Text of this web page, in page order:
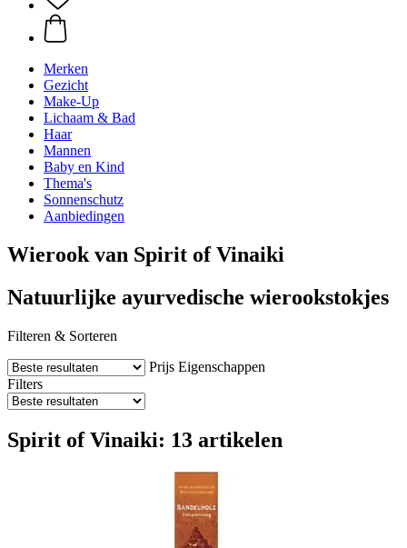
Merken
Gezicht
Make-Up
Lichaam & Bad
Haar
Mannen
Baby en Kind
Thema's
Sonnenschutz
Aanbiedingen
Wierook van Spirit of Vinaiki
Natuurlijke ayurvedische wierookstokjes
Filteren & Sorteren
Prijs Eigenschappen
Filters
Spirit of Vinaiki: 13 artikelen